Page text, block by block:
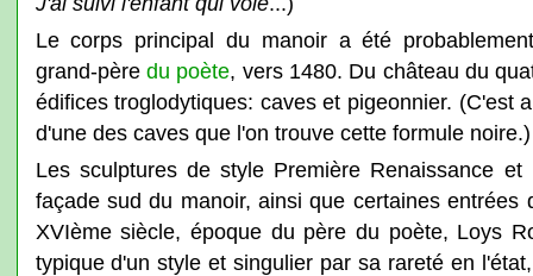
Le corps principal du manoir a été
grand-père du poète, vers 1480. Du château du
édifices troglodytiques: caves et pigeonnier. (C'est
d'une des caves que l'on trouve cette formule noire.)
Les sculptures de style Première Renaissance
façade sud du manoir, ainsi que certaines entrées
XVIème siècle, époque du père du poète, Loys
typique d'un style et singulier par sa rareté en